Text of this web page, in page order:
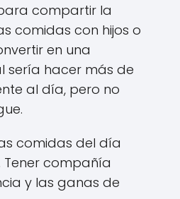
compartir la
comidas con hijos o
en una
sería hacer más de
al día, pero no
comidas del día
Tener compañía
y las ganas de